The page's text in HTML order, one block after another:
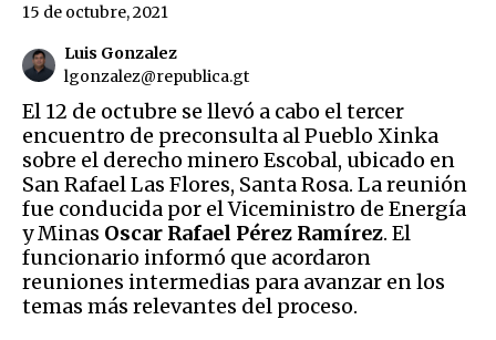
Luis Gonzalez
lgonzalez@republica.gt
15 de octubre, 2021
El 12 de octubre se llevó a cabo el tercer
encuentro de preconsulta al Pueblo Xinka
sobre el derecho minero Escobal, ubicado en
San Rafael Las Flores, Santa Rosa. La reunión
fue conducida por el Viceministro de Energía
y Minas Oscar Rafael Pérez Ramírez. El
funcionario informó que acordaron
reuniones intermedias para avanzar en los
temas más relevantes del proceso.